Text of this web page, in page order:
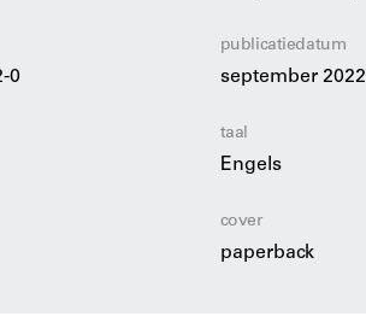
0
publicatiedatum
september 2022
taal
Engels
cover
paperback